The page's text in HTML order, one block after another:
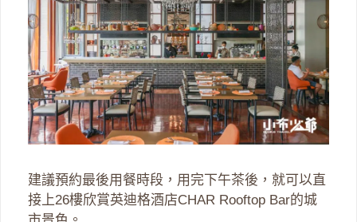
建議預約最後用餐時段，用完下午茶後，就可以直
接上26樓欣賞英迪格酒店CHAR Rooftop Bar的城